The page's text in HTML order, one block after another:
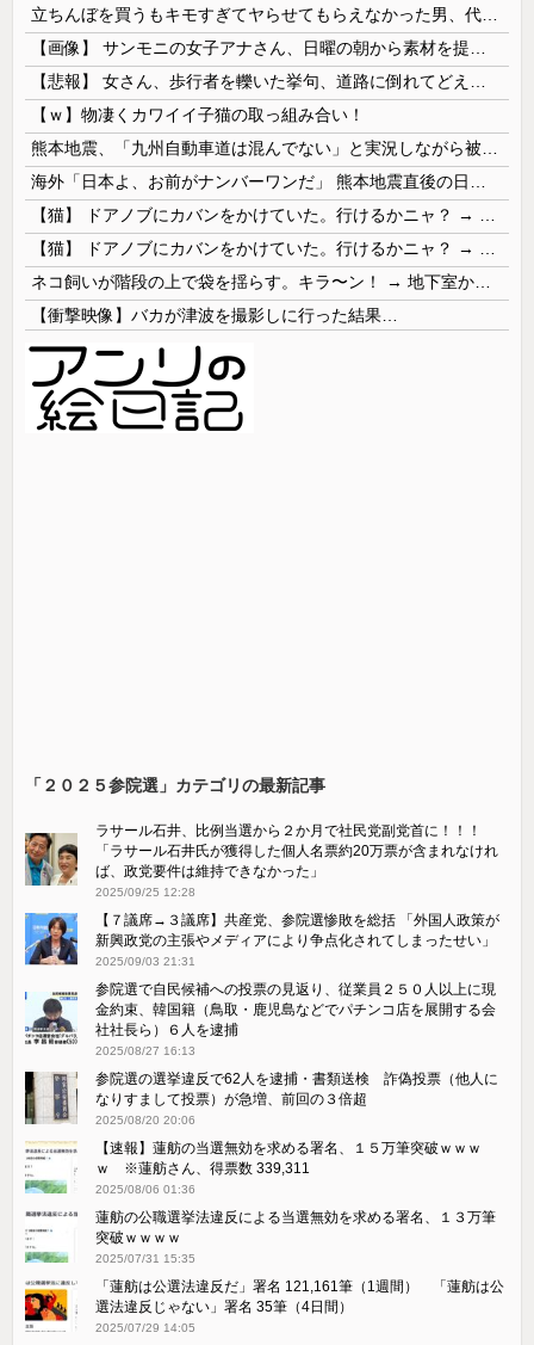
【ｗ】物凄くカワイイ子猫の取っ組み合い！
【衝撃映像】バカが津波を撮影しに行った結果…
「２０２５参院選」カテゴリの最新記事
ラサール石井、比例当選から２か月で社民党副党首に！！！
「ラサール石井氏が獲得した個人名票約20万票が含まれなけれ
ば、政党要件は維持できなかった」
2025/09/25 12:28
【７議席→３議席】共産党、参院選惨敗を総括 「外国人政策が
新興政党の主張やメディアにより争点化されてしまったせい」
2025/09/03 21:31
参院選で自民候補への投票の見返り、従業員２５０人以上に現
金約束、韓国籍（鳥取・鹿児島などでパチンコ店を展開する会
社社長ら）６人を逮捕
2025/08/27 16:13
参院選の選挙違反で62人を逮捕・書類送検 詐偽投票（他人に
なりすまして投票）が急増、前回の３倍超
2025/08/20 20:06
【速報】蓮舫の当選無効を求める署名、１５万筆突破ｗｗｗ
ｗ ※蓮舫さん、得票数 339,311
2025/08/06 01:36
蓮舫の公職選挙法違反による当選無効を求める署名、１３万筆
突破ｗｗｗｗ
2025/07/31 15:35
「蓮舫は公選法違反だ」署名 121,161筆（1週間） 「蓮舫は公
選法違反じゃない」署名 35筆（4日間）
2025/07/29 14:05